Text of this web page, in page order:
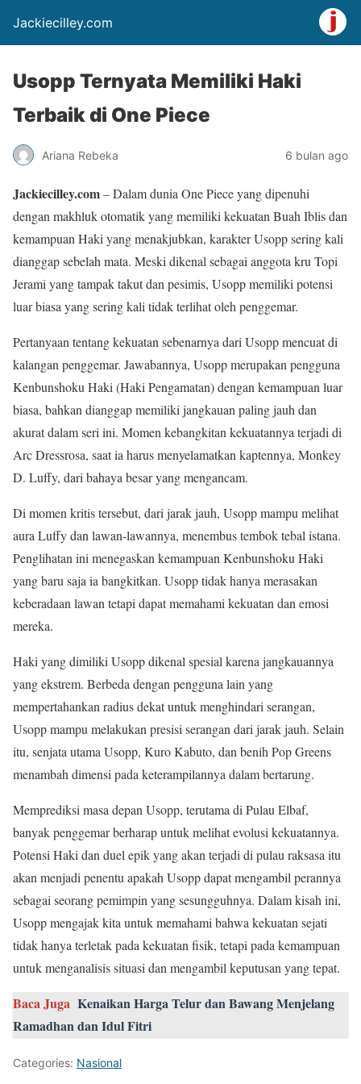
Jackiecilley.com
Usopp Ternyata Memiliki Haki
Terbaik di One Piece
Ariana Rebeka 6 bulan ago
Jackiecilley.com– Dalam dunia One Piece yang dipenuhi
dengan makhluk otomatik yang memiliki kekuatan Buah Iblis dan
kemampuan Haki yang menakjubkan, karakter Usopp sering kali
dianggap sebelah mata. Meski dikenal sebagai anggota kru Topi
Jerami yang tampak takut dan pesimis, Usopp memiliki potensi
luar biasa yang sering kali tidak terlihat oleh penggemar.
Pertanyaan tentang kekuatan sebenarnya dari Usopp mencuat di
kalangan penggemar. Jawabannya, Usopp merupakan pengguna
Kenbunshoku Haki (Haki Pengamatan) dengan kemampuan luar
biasa, bahkan dianggap memiliki jangkauan paling jauh dan
akurat dalam seri ini. Momen kebangkitan kekuatannya terjadi di
Arc Dressrosa, saat ia harus menyelamatkan kaptennya, Monkey
D. Luffy, dari bahaya besar yang mengancam.
Di momen kritis tersebut, dari jarak jauh, Usopp mampu melihat
aura Luffy dan lawan-lawannya, menembus tembok tebal istana.
Penglihatan ini menegaskan kemampuan Kenbunshoku Haki
yang baru saja ia bangkitkan. Usopp tidak hanya merasakan
keberadaan lawan tetapi dapat memahami kekuatan dan emosi
mereka.
Haki yang dimiliki Usopp dikenal spesial karena jangkauannya
yang ekstrem. Berbeda dengan pengguna lain yang
mempertahankan radius dekat untuk menghindari serangan,
Usopp mampu melakukan presisi serangan dari jarak jauh. Selain
itu, senjata utama Usopp, Kuro Kabuto, dan benih Pop Greens
menambah dimensi pada keterampilannya dalam bertarung.
Memprediksi masa depan Usopp, terutama di Pulau Elbaf,
banyak penggemar berharap untuk melihat evolusi kekuatannya.
Potensi Haki dan duel epik yang akan terjadi di pulau raksasa itu
akan menjadi penentu apakah Usopp dapat mengambil perannya
sebagai seorang pemimpin yang sesungguhnya. Dalam kisah ini,
Usopp mengajak kita untuk memahami bahwa kekuatan sejati
tidak hanya terletak pada kekuatan fisik, tetapi pada kemampuan
untuk menganalisis situasi dan mengambil keputusan yang tepat.
Baca Juga Kenaikan Harga Telur dan Bawang Menjelang
Ramadhan dan Idul Fitri
Categories: Nasional